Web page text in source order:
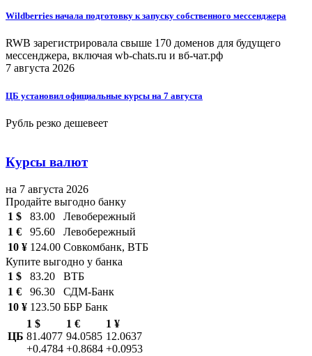
Wildberries начала подготовку к запуску собственного мессенджера
RWB зарегистрировала свыше 170 доменов для будущего
мессенджера, включая wb-chats.ru и вб-чат.рф
7 августа 2026
ЦБ установил официальные курсы на 7 августа
Рубль резко дешевеет
Курсы валют
на 7 августа 2026
Продайте выгодно банку
1 $
83.00
Левобережный
1 €
95.60
Левобережный
10 ¥ 124.00 Совкомбанк, ВТБ
Купите выгодно у банка
1 $
83.20
ВТБ
1 €
96.30
СДМ-Банк
10 ¥ 123.50 ББР Банк
ЦБ
1 $
81.4077
+0.4784
1 €
94.0585
+0.8684
1 ¥
12.0637
+0.0953